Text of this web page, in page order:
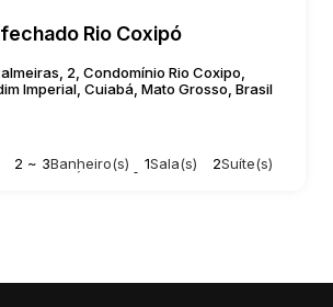
Rio Coxipó
2, Condomínio Rio Coxipo,
Imperial, Cuiabá, Mato Grosso, Brasil
2 ~ 3Banheiro(s) 1Sala(s) 2Suíte(s)
Útil: 130m²